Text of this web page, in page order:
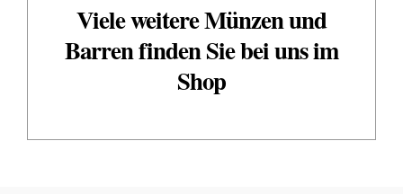
Viele weitere Münzen und
Barren finden Sie bei uns im
Shop